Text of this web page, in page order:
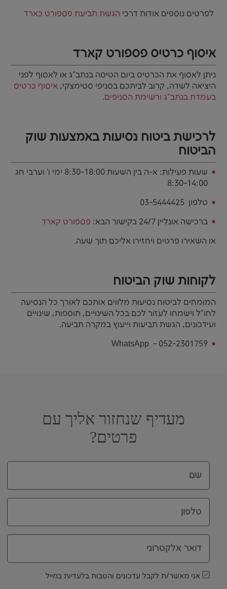
לפרטים נוספים אודות דרכי הגשת תביעת פספורט כארד
איסוף כרטיס פספורט קארד
ניתן לאסוף את הכרטיס ביום הטיסה בנתב"ג או לאסוף לפני
היציאה לשדה, קרוב לביתכם בסניפי סטימצקי,איסוף כרטיס
בעמדת בנתב"ג ורשימת הסניפים.
לרכישת ביטוח נסיעות באמצעות שוק
הביטוח
שעות פעילות: א-ה בין השעות 8:30-18:00 ימי ו' וערבי חג
8:30-14:00
טלפון 03-5444425
ברכישה אונליין 24/7 בקישור הבא: פספורט קארד
או השאירו פרטים ויחזירו אליכם תוך שעה.
לקוחות שוק הביטוח
המומחים לביטוח נסיעות מלווים אותכם לאורך כל הנסיעה
לחו"ל וישמחו לעזור לכם בכל השינויים, תוספות, שינויים
ועידכונים, הגשת תביעות וייעוץ במקרה תביעה.
WhatsApp - 052-2301759
מעדיף שנחזור אליך עם
פרטים?
שם
טלפון
דואר אלקטרוני
אני מאשר/ת לקבל עדכונים והטבות בלעדיות במייל